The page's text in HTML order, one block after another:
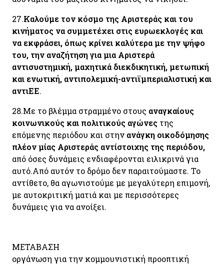
27.Καλούμε τον κόσμο της Αριστεράς και του
κινήματος να συμμετέχει στις ευρωεκλογές και
να εκφράσει, όπως κρίνει καλύτερα με την ψήφο
του, την αναζήτηση για μια Αριστερά
αντισυστημική, μαχητικά διεκδικητική, μετωπική
και ενωτική, αντιπολεμική-αντιϊμπεριαλιστική και
αντιΕΕ.
28.Με το βλέμμα στραμμένο στους αναγκαίους
κοινωνικούς και πολιτικούς αγώνες της
επόμενης περιόδου και στην ανάγκη οικοδόμησης
πλέον μίας Αριστεράς αντίστοιχης της περιόδου,
από όσες δυνάμεις ενδιαφέρονται ειλικρινά για
αυτό.Από αυτόν το δρόμο δεν παραιτούμαστε. Το
αντίθετο, θα αγωνιστούμε με μεγαλύτερη επιμονή,
με αυτοκριτική ματιά και με περισσότερες
δυνάμεις για να ανοίξει.
ΜΕΤΑΒΑΣΗ
οργάνωση για την κομμουνιστική προοπτική